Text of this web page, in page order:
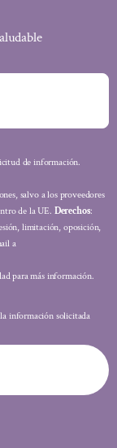
de información.
salvo a los proveedores
de la UE. Derechos:
limitación, oposición,
a
para más información.
información solicitada